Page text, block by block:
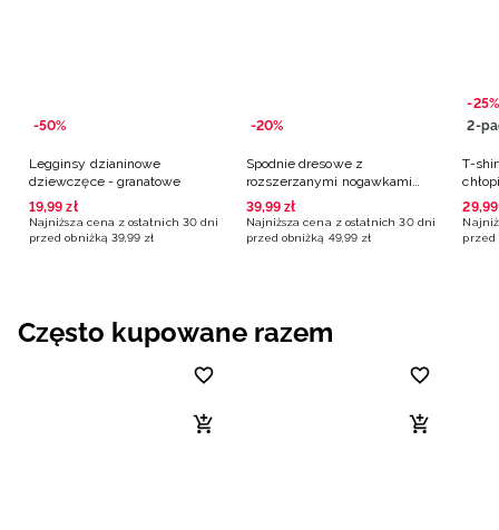
-50%
Legginsy dzianinowe
dziewczęce - granatowe
19,99 zł
Najniższa cena z ostatnich 30 dni
przed obniżką 39,99 zł
-20%
Spodnie dresowe z
rozszerzanymi nogawkami
dziewczęce - granatowe
39,99 zł
Najniższa cena z ostatnich 30 dni
przed obniżką 49,99 zł
-25%
2-
T-
29,99
przed
Często kupowane razem